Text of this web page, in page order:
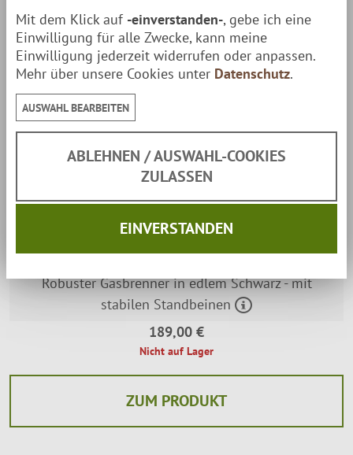
Muurikka Gasbrenner D-400 Schwarz mit
Standbeinen
Robuster Gasbrenner in edlem Schwarz - mit
stabilen Standbeinen
189,00 €
Nicht auf Lager
ZUM PRODUKT
Mit dem Klick auf -einverstanden-, gebe ich eine
Einwilligung für alle Zwecke, kann meine
Einwilligung jederzeit widerrufen oder anpassen.
Mehr über unsere Cookies unter Datenschutz.
AUSWAHL BEARBEITEN
ABLEHNEN / AUSWAHL-COOKIES
ZULASSEN
EINVERSTANDEN